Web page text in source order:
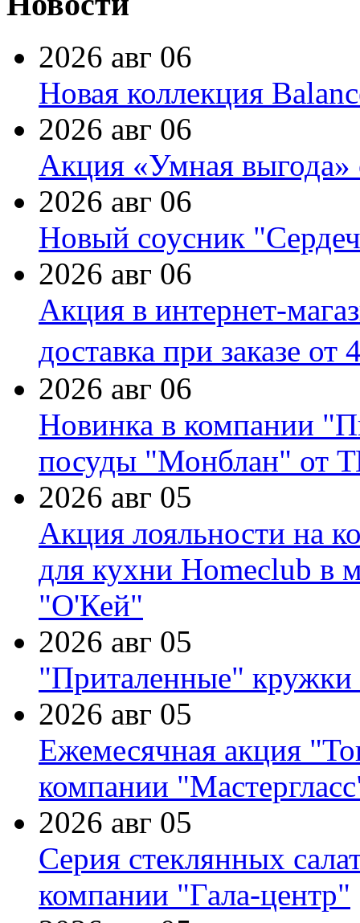
2026 авг 06
Новая коллекция
2026 авг 06
Акция «Умная выгода»
2026 авг 06
Новый соусник
2026 авг 06
Акция в интернет-
доставка при заказе от
2026 авг 06
Новинка в компании
посуды "Монблан" от
2026 авг 05
Акция лояльности на
для кухни Homeclub в
"О'Кей"
2026 авг 05
"Приталенные" кружки
2026 авг 05
Ежемесячная акция
компании
2026 авг 05
Серия стеклянных
компании "Гала-центр"